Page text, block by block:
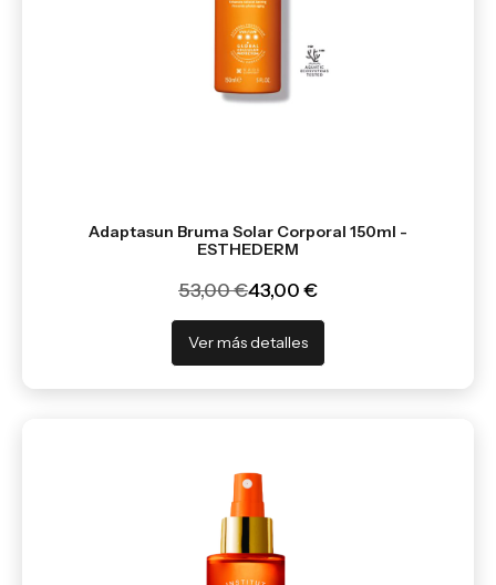
Adaptasun Bruma Solar Corporal 150ml -
ESTHEDERM
53,00 €43,00 €
Ver más detalles